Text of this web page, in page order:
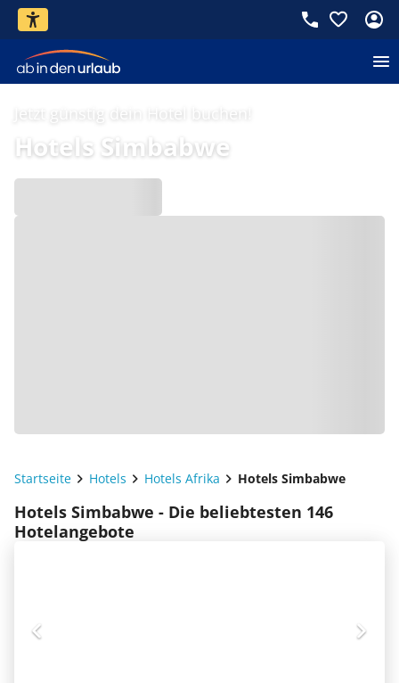
Jetzt günstig dein Hotel buchen!
Hotels Simbabwe
Startseite Hotels Hotels Afrika Hotels Simbabwe
Hotels Simbabwe - Die beliebtesten 146
Hotelangebote